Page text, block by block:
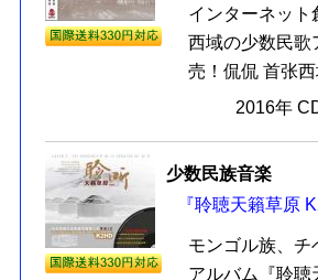
インターネット
西域の少数民歌
売！侃侃 首张
2016年
少数民族音楽
『聆聴天籟草原
モンゴル族、チ
アルバム『聆